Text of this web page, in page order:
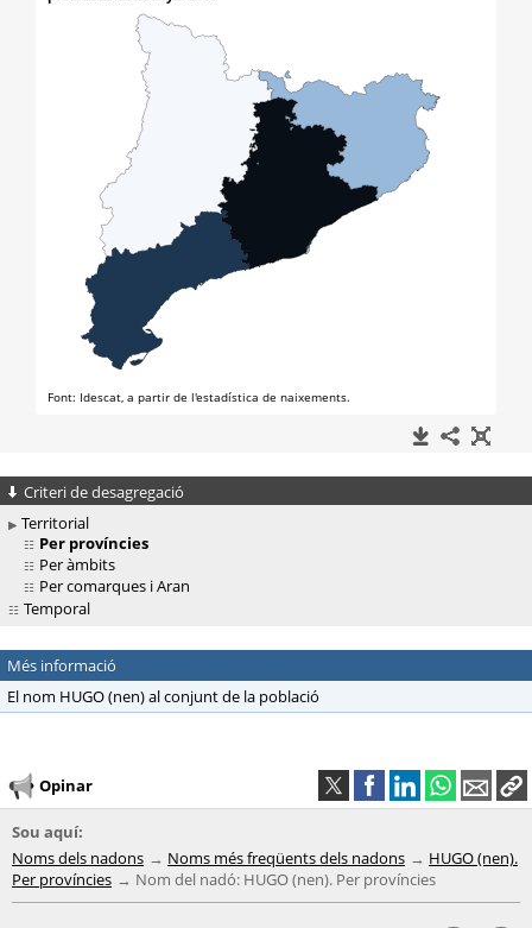
Criteri de desagregació
Territorial
Per províncies
Per àmbits
Per comarques i Aran
Temporal
Més informació
El nom HUGO (nen) al conjunt de la població
Opinar
Sou aquí:
Noms dels nadons
Noms més freqüents dels nadons
HUGO (nen).
Per províncies
Nom del nadó: HUGO (nen). Per províncies